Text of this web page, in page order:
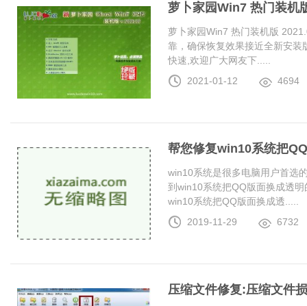
萝卜家园Win7 热门装机
萝卜家园Win7 热门装机版
靠，确保恢复效果接近全新安
快速,欢迎广大网友下.....
2021-01-12
4694
帮您修复win10系统把
win10系统是很多电脑用户首选
到win10系统把QQ版面换成透
win10系统把QQ版面换成透.....
2019-11-29
6732
压缩文件修复:压缩文件